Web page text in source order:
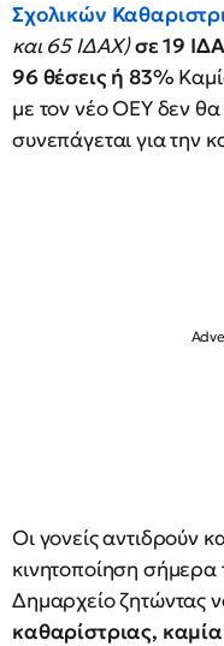
Σχολικών
και 65 ΙΔΑΧ)σε 19
96 θέσεις ή 83%
με τον νέο ΟΕΥ δεν θα
συνεπάγεται για την
Οι γονείς αντιδρούν
κινητοποίηση
Δημαρχείο ζητώντας
καθαρίστριας,